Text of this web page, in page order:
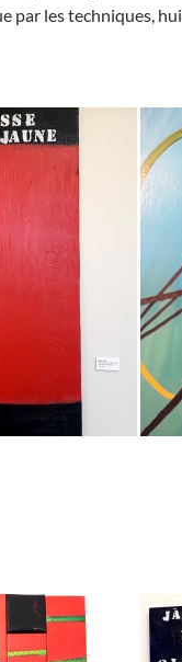
par les techniques,